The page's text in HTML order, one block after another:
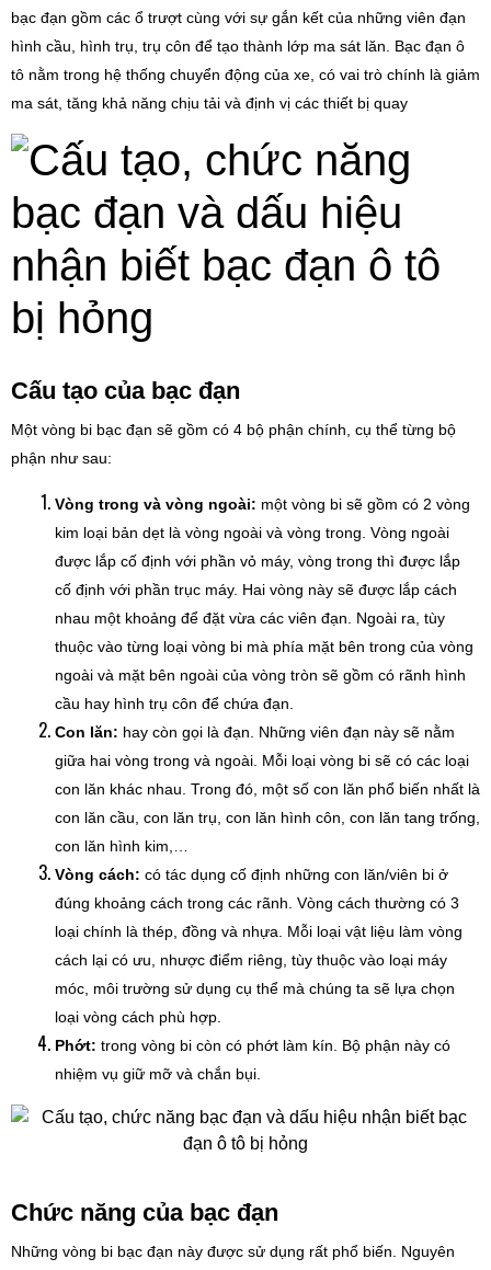
bạc đạn gồm các ổ trượt cùng với sự gắn kết của những viên đạn
hình cầu, hình trụ, trụ côn để tạo thành lớp ma sát lăn. Bạc đạn ô
tô nằm trong hệ thống chuyển động của xe, có vai trò chính là giảm
ma sát, tăng khả năng chịu tải và định vị các thiết bị quay
Cấu tạo của bạc đạn
Một vòng bi bạc đạn sẽ gồm có 4 bộ phận chính, cụ thể từng bộ
phận như sau:
Vòng trong và vòng ngoài: một vòng bi sẽ gồm có 2 vòng
kim loại bản dẹt là vòng ngoài và vòng trong. Vòng ngoài
được lắp cố định với phần vỏ máy, vòng trong thì được lắp
cố định với phần trục máy. Hai vòng này sẽ được lắp cách
nhau một khoảng để đặt vừa các viên đạn. Ngoài ra, tùy
thuộc vào từng loại vòng bi mà phía mặt bên trong của vòng
ngoài và mặt bên ngoài của vòng tròn sẽ gồm có rãnh hình
cầu hay hình trụ côn để chứa đạn.
Con lăn: hay còn gọi là đạn. Những viên đạn này sẽ nằm
giữa hai vòng trong và ngoài. Mỗi loại vòng bi sẽ có các loại
con lăn khác nhau. Trong đó, một số con lăn phổ biến nhất là
con lăn cầu, con lăn trụ, con lăn hình côn, con lăn tang trống,
con lăn hình kim,…
Vòng cách: có tác dụng cố định những con lăn/viên bi ở
đúng khoảng cách trong các rãnh. Vòng cách thường có 3
loại chính là thép, đồng và nhựa. Mỗi loại vật liệu làm vòng
cách lại có ưu, nhược điểm riêng, tùy thuộc vào loại máy
móc, môi trường sử dụng cụ thể mà chúng ta sẽ lựa chọn
loại vòng cách phù hợp.
Phớt: trong vòng bi còn có phớt làm kín. Bộ phận này có
nhiệm vụ giữ mỡ và chắn bụi.
Chức năng của bạc đạn
Những vòng bi bạc đạn này được sử dụng rất phổ biến. Nguyên